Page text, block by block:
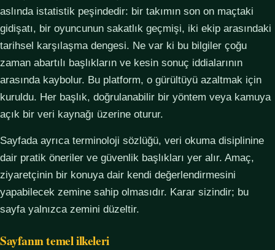
aslında istatistik peşindedir: bir takımın son on maçtaki
gidişatı, bir oyuncunun sakatlık geçmişi, iki ekip arasındaki
tarihsel karşılaşma dengesi. Ne var ki bu bilgiler çoğu
zaman abartılı başlıkların ve kesin sonuç iddialarının
arasında kaybolur. Bu platform, o gürültüyü azaltmak için
kuruldu. Her başlık, doğrulanabilir bir yöntem veya kamuya
açık bir veri kaynağı üzerine oturur.
Sayfada ayrıca terminoloji sözlüğü, veri okuma disiplinine
dair pratik öneriler ve güvenlik başlıkları yer alır. Amaç,
ziyaretçinin bir konuya dair kendi değerlendirmesini
yapabilecek zemine sahip olmasıdır. Karar sizindir; bu
sayfa yalnızca zemini düzeltir.
Sayfanın temel ilkeleri